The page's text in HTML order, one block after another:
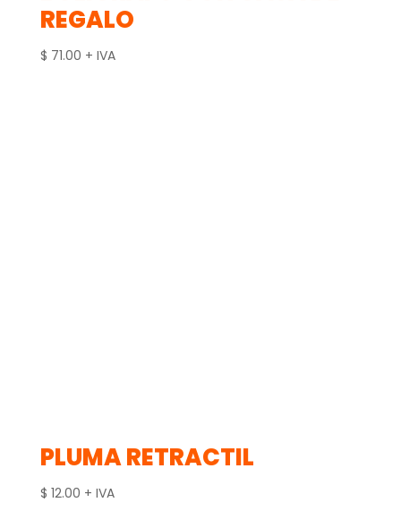
REGALO
$ 71.00 + IVA
PLUMA RETRACTIL
$ 12.00 + IVA